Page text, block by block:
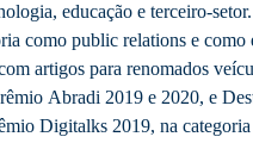
educação e terceiro-
como public relations e como
artigos para renomados
Abradi 2019 e 2020, e
Digitalks 2019, na